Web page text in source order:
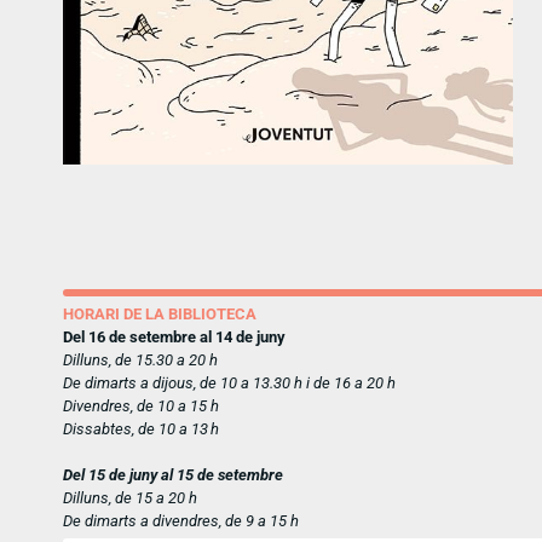
HORARI DE LA BIBLIOTECA
Del 16 de setembre al 14 de juny
Dilluns, de 15.30 a 20 h
De dimarts a dijous, de 10 a 13.30 h i de 16 a 20 h
Divendres, de 10 a 15 h
Dissabtes, de 10 a 13 h
Del 15 de juny al 15 de setembre
Dilluns, de 15 a 20 h
De dimarts a divendres, de 9 a 15 h